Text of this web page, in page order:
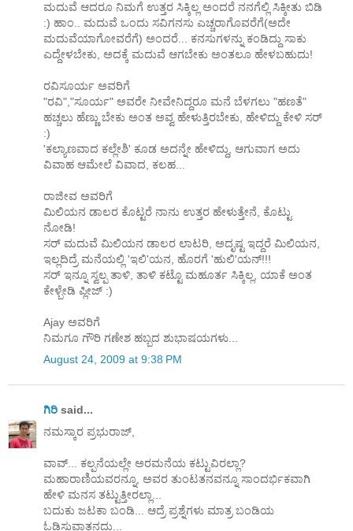
ಮದುವೆ ಆದರೂ ನಿಮಗೆ ಉತ್ತರ ಸಿಕ್ಕಿಲ್ಲ ಅಂದರೆ ನನಗೆಲ್ಲಿ ಸಿಕ್ಕೀತು ಬಿಡಿ
:) ಹಾಂ.. ಮದುವೆ ಒಂದು ಸವಿಗನಸು ಎಚ್ಚರಾಗೊವರೆಗೆ(ಅದೇ
ಮದುವೆಯಾಗೋವರೆಗೆ) ಅಂದರೆ... ಕನಸುಗಳನ್ನು ಕಂಡಿದ್ದು ಸಾಕು
ಎದ್ದೇಳಬೇಕು, ಅದಕ್ಕೆ ಮದುವೆ ಆಗಬೇಕು ಅಂತಲೂ ಹೇಳಬಹುದು!
ರವಿಸೂರ್ಯ ಅವರಿಗೆ
"ರವಿ","ಸೂರ್ಯ" ಅವರೇ ನೀವೇನಿದ್ದರೂ ಮನೆ ಬೆಳಗಲು "ಹಣತೆ"
ಹಚ್ಚಲು ಹೆಣ್ಣು ಬೇಕು ಅಂತ ಅವ್ವ ಹೇಳುತ್ತಿರಬೇಕು, ಹೇಳಿದ್ದು ಕೇಳಿ ಸರ್
:)
'ಕಲ್ಯಾಣವಾದ ಕಲ್ಲೇಶಿ' ಕೂಡ ಅದನ್ನೇ ಹೇಳಿದ್ದು, ಆಗುವಾಗ ಅದು
ವಿವಾಹ ಆಮೇಲೆ ವಿವಾದ, ಕಲಹ...
ರಾಜೀವ ಅವರಿಗೆ
ಮಿಲಿಯನ ಡಾಲರ ಕೊಟ್ಟರೆ ನಾನು ಉತ್ತರ ಹೇಳುತ್ತೇನೆ, ಕೊಟ್ಟು
ನೋಡಿ!
ಸರ್ ಮದುವೆ ಮಿಲಿಯನ ಡಾಲರ ಲಾಟರಿ, ಅದೃಷ್ಟ ಇದ್ದರೆ ಮಿಲಿಯನ,
ಇಲ್ಲದಿದ್ರೆ ಮನೆಯಲ್ಲಿ 'ಇಲಿ'ಯನ, ಹೊರಗೆ 'ಹುಲಿ'ಯನ್!!!
ಸರ್ ಇನ್ನೂ ಸ್ವಲ್ಪ ತಾಳಿ, ತಾಳಿ ಕಟ್ಟೊ ಮಹೂರ್ತ ಸಿಕ್ಕಿಲ್ಲ, ಯಾಕೆ ಅಂತ
ಕೇಳ್ಬೇಡಿ ಪ್ಲೀಜ್ :)
Ajay ಅವರಿಗೆ
ನಿಮಗೂ ಗೌರಿ ಗಣೇಶ ಹಬ್ಬದ ಶುಭಾಷಯಗಳು...
August 24, 2009 at 9:38 PM
ಗಿರಿ said...
ನಮಸ್ಕಾರ ಪ್ರಭುರಾಜ್,
ವಾವ್... ಕಲ್ಪನೆಯಲ್ಲೇ ಅರಮನೆಯ ಕಟ್ಟುವಿರಲ್ಲಾ?
ಮಹಾರಾಣಿಯವರನ್ನೂ, ಅವರ ತುಂಟತನವನ್ನೂ ಸಾಂದರ್ಭಿಕವಾಗಿ
ಹೇಳಿ ಮನಸ ತಟ್ಟುತ್ತೀರಲ್ಲಾ...
ಬದುಕು ಜಟಕಾ ಬಂಡಿ... ಆದ್ರೆ ಪ್ರಶ್ನೆಗಳು ಮಾತ್ರ ಬಂಡಿಯ
ಓಡಿಸುವಾತನದ್ದು...